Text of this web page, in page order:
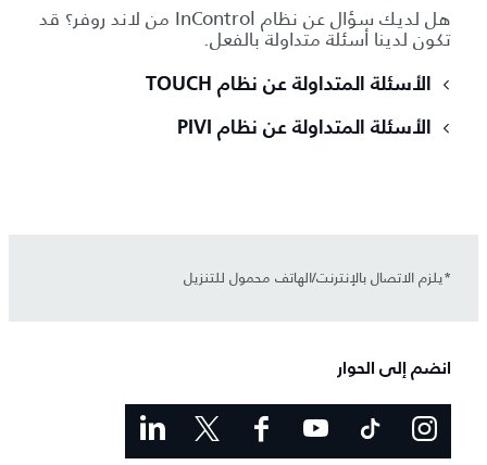
هل لديك سؤال عن نظام InControl من لاند روفر؟ قد
تكون لدينا أسئلة متداولة بالفعل.
الأسئلة المتداولة عن نظام TOUCH
الأسئلة المتداولة عن نظام PIVI
*يلزم الاتصال بالإنترنت/الهاتف محمول للتنزيل
انضم إلى الحوار